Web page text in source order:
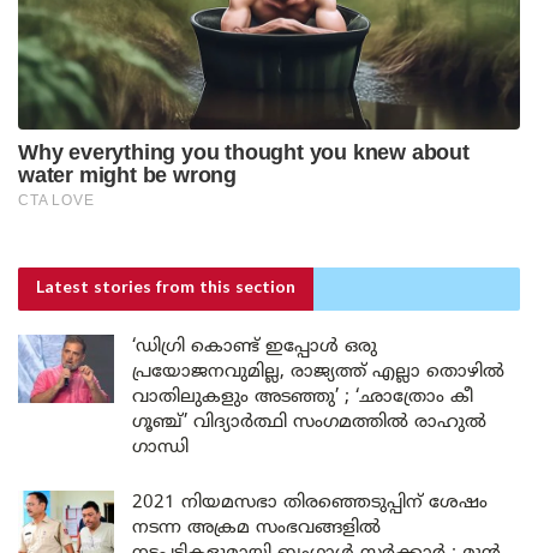
Latest stories from this section
‘ഡിഗ്രി കൊണ്ട് ഇപ്പോൾ ഒരു
പ്രയോജനവുമില്ല, രാജ്യത്ത് എല്ലാ തൊഴിൽ
വാതിലുകളും അടഞ്ഞു’ ; ‘ഛാത്രോം കീ
ഗൂഞ്ച്’ വിദ്യാർത്ഥി സംഗമത്തിൽ രാഹുൽ
ഗാന്ധി
2021 നിയമസഭാ തിരഞ്ഞെടുപ്പിന് ശേഷം
നടന്ന അക്രമ സംഭവങ്ങളിൽ